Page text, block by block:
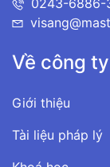
0243-6886-
Về công ty
Giới thiệu
Tài liệu pháp lý